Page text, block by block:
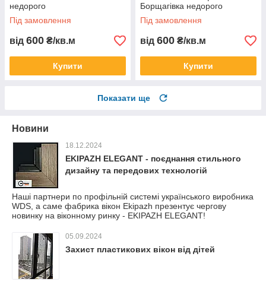
недорого
Під замовлення
від 600 ₴/кв.м
Купити
Борщагівка недорого
Під замовлення
від 600 ₴/кв.м
Купити
Показати ще
Новини
18.12.2024
EKIPAZH ELEGANT - поєднання стильного
дизайну та передових технологій
Наші партнери по профільній системі українського виробника
WDS, а саме фабрика вікон Ekipazh презентує чергову
новинку на віконному ринку - EKIPAZH ELEGANT!
05.09.2024
Захист пластикових вікон від дітей